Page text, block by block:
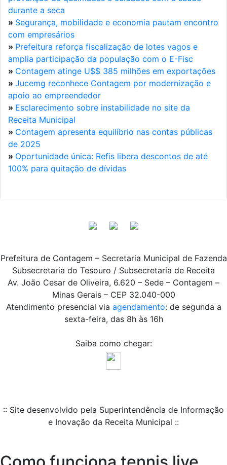
durante a seca
» Segurança, mobilidade e economia pautam encontro
com empresários
» Prefeitura reforça fiscalização de lotes vagos e
amplia participação da população com o E-Fisc
» Contagem atinge U$$ 385 milhões em exportações
» Jucemg reconhece Contagem por modernização e
apoio ao empreendedor
» Esclarecimento sobre instabilidade no site da
Receita Municipal
» Contagem apresenta equilíbrio nas contas públicas
de 2025
» Oportunidade única: Refis libera descontos de até
100% para quitação de dívidas
Prefeitura de Contagem – Secretaria Municipal de Fazenda
Subsecretaria do Tesouro / Subsecretaria de Receita
Av. João Cesar de Oliveira, 6.620 – Sede – Contagem –
Minas Gerais – CEP 32.040-000
Atendimento presencial via agendamento: de segunda a
sexta-feira, das 8h às 16h
Saiba como chegar:
:: Site desenvolvido pela Superintendência de Informação
e Inovação da Receita Municipal ::